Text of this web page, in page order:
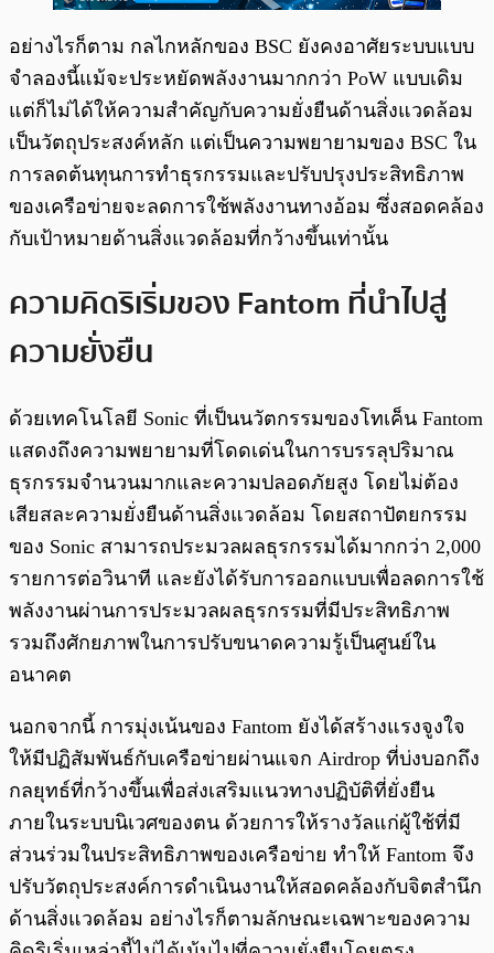
อย่างไรก็ตาม กลไกหลักของ BSC ยังคงอาศัยระบบแบบ
จำลองนี้แม้จะประหยัดพลังงานมากกว่า PoW แบบเดิม
แต่ก็ไม่ได้ให้ความสำคัญกับความยั่งยืนด้านสิ่งแวดล้อม
เป็นวัตถุประสงค์หลัก แต่เป็นความพยายามของ BSC ใน
การลดต้นทุนการทำธุรกรรมและปรับปรุงประสิทธิภาพ
ของเครือข่ายจะลดการใช้พลังงานทางอ้อม ซึ่งสอดคล้อง
กับเป้าหมายด้านสิ่งแวดล้อมที่กว้างขึ้นเท่านั้น
ความคิดริเริ่มของ Fantom ที่นำไปสู่
ความยั่งยืน
ด้วยเทคโนโลยี Sonic ที่เป็นนวัตกรรมของโทเค็น Fantom
แสดงถึงความพยายามที่โดดเด่นในการบรรลุปริมาณ
ธุรกรรมจำนวนมากและความปลอดภัยสูง โดยไม่ต้อง
เสียสละความยั่งยืนด้านสิ่งแวดล้อม โดยสถาปัตยกรรม
ของ Sonic สามารถประมวลผลธุรกรรมได้มากกว่า 2,000
รายการต่อวินาที และยังได้รับการออกแบบเพื่อลดการใช้
พลังงานผ่านการประมวลผลธุรกรรมที่มีประสิทธิภาพ
รวมถึงศักยภาพในการปรับขนาดความรู้เป็นศูนย์ใน
อนาคต
นอกจากนี้ การมุ่งเน้นของ Fantom ยังได้สร้างแรงจูงใจ
ให้มีปฏิสัมพันธ์กับเครือข่ายผ่านแจก Airdrop ที่บ่งบอกถึง
กลยุทธ์ที่กว้างขึ้นเพื่อส่งเสริมแนวทางปฏิบัติที่ยั่งยืน
ภายในระบบนิเวศของตน ด้วยการให้รางวัลแก่ผู้ใช้ที่มี
ส่วนร่วมในประสิทธิภาพของเครือข่าย ทำให้ Fantom จึง
ปรับวัตถุประสงค์การดำเนินงานให้สอดคล้องกับจิตสำนึก
ด้านสิ่งแวดล้อม อย่างไรก็ตามลักษณะเฉพาะของความ